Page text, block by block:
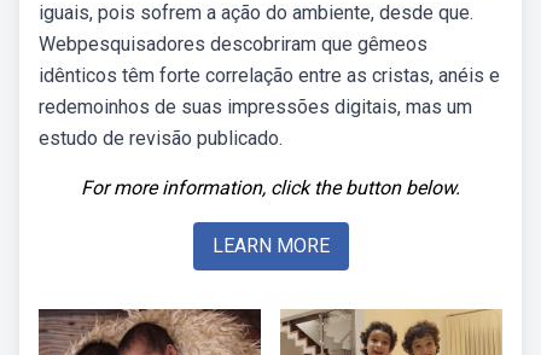
iguais, pois sofrem a ação do ambiente, desde que.
Webpesquisadores descobriram que gêmeos
idênticos têm forte correlação entre as cristas, anéis e
redemoinhos de suas impressões digitais, mas um
estudo de revisão publicado.
For more information, click the button below.
LEARN MORE